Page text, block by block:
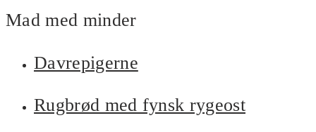
Mad med minder
Davrepigerne
Rugbrød med fynsk rygeost